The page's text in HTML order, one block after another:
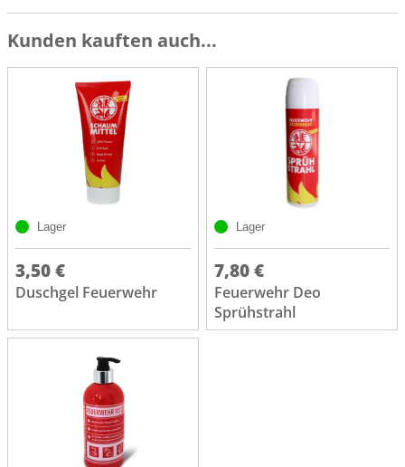
Kunden kauften auch...
Lager
3,50 €
Duschgel Feuerwehr
Lager
7,80 €
Feuerwehr Deo
Sprühstrahl